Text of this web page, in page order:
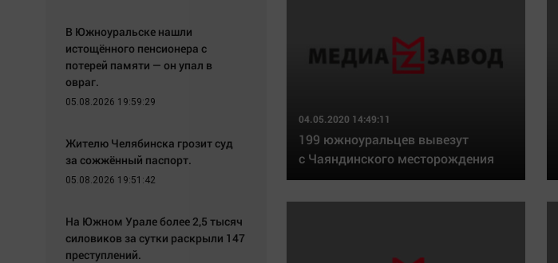
В Южноуральске нашли
истощённого пенсионера с
потерей памяти — он упал в
овраг.
05.08.2026 19:59:29
Жителю Челябинска грозит суд
за сожжённый паспорт.
05.08.2026 19:51:42
На Южном Урале более 2,5 тысяч
силовиков за сутки раскрыли 147
преступлений.
04.05.2020 14:49:11
199 южноуральцев вывезут
с Чаяндинского месторождения